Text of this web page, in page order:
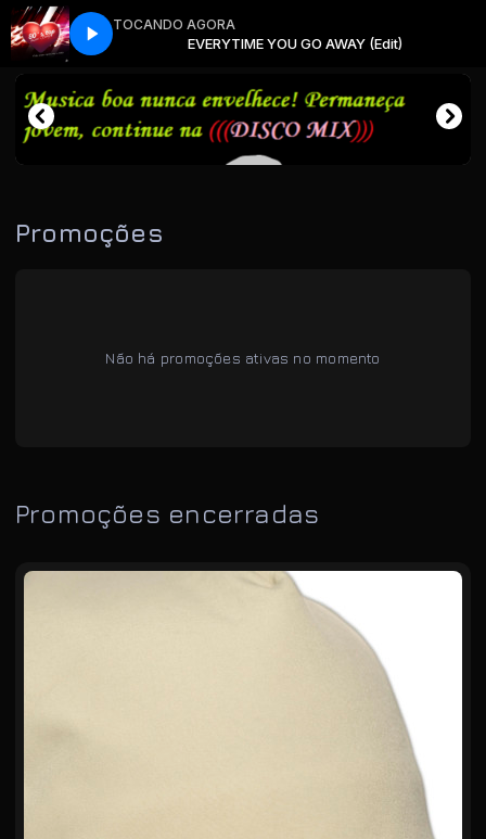
TOCANDO AGORA
(Edit) EVERYTIME YOU GO AWAY (Edit)
Promoções
Não há promoções ativas no momento
Promoções encerradas